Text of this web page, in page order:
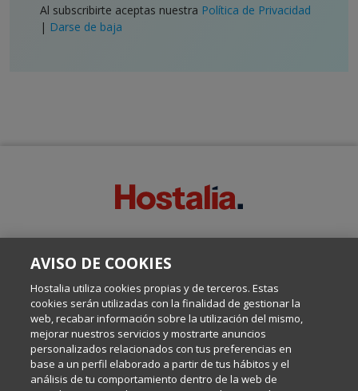
Al subscribirte aceptas nuestra Política de Privacidad
| Darse de baja
Escrito por el equipo de Comunicación de Hostalia, dirigido por
Internet y Tecnología.
Política de privacidad
AVISO DE COOKIES
Hostalia utiliza cookies propias y de terceros. Estas
cookies serán utilizadas con la finalidad de gestionar la
web, recabar información sobre la utilización del mismo,
mejorar nuestros servicios y mostrarte anuncios
personalizados relacionados con tus preferencias en
base a un perfil elaborado a partir de tus hábitos y el
análisis de tu comportamiento dentro de la web de